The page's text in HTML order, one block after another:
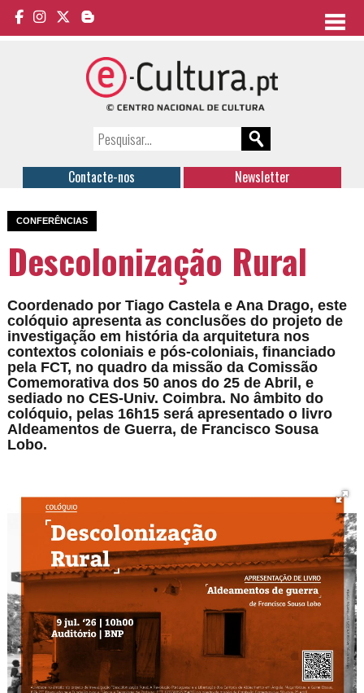
Contacte-nos Newsletter
CONFERÊNCIAS
Descolonização Rural
Coordenado por Tiago Castela e Ana Drago, este
colóquio apresenta as conclusões do projeto de
investigação em história da arquitetura nos
contextos coloniais e pós-coloniais, financiado
pela FCT, no quadro da missão da Comissão
Comemorativa dos 50 anos do 25 de Abril, e
sediado no CES-Univ. Coimbra. No âmbito do
colóquio, pelas 16h15 será apresentado o livro
Aldeamentos de Guerra, de Francisco Sousa
Lobo.